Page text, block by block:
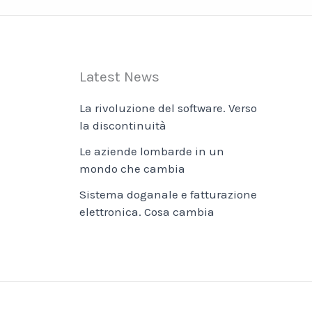
Latest News
La rivoluzione del software. Verso
la discontinuità
Le aziende lombarde in un
mondo che cambia
Sistema doganale e fatturazione
elettronica. Cosa cambia